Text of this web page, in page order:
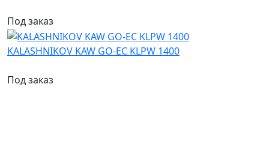
Под заказ
KALASHNIKOV KAW GO-EC KLPW 1400
Под заказ